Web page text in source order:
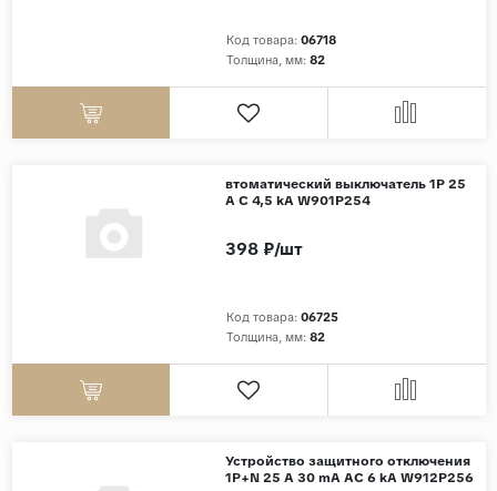
Код товара: 06718
Толщина, мм: 82
втоматический выключатель 1P 25
A C 4,5 kА W901P254
Код товара: 06725
Толщина, мм: 82
398 ₽/шт
Устройство защитного отключения
1P+N 25 A 30 mА АС 6 kА W912P256